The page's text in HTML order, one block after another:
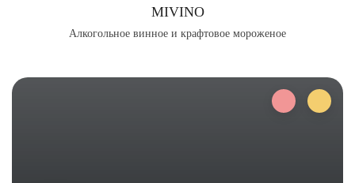
MIVINO
Алкогольное винное и крафтовое мороженое